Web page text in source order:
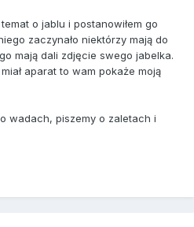
o jablu i postanowiłem go
zaczynało niektórzy mają do
mają dali zdjęcie swego jabelka.
aparat to wam pokaże moją
wadach, piszemy o zaletach i